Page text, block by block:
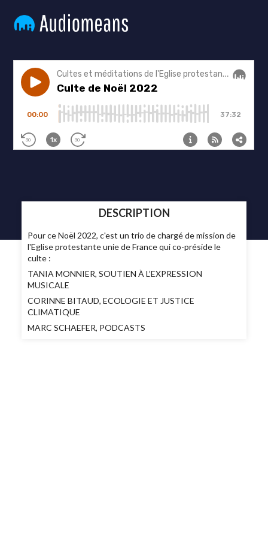
DESCRIPTION
Pour ce Noël 2022, c'est un trio de chargé de mission de
l'Eglise protestante unie de France qui co-préside le
culte :
TANIA MONNIER, SOUTIEN À L’EXPRESSION
MUSICALE
CORINNE BITAUD, ECOLOGIE ET JUSTICE
CLIMATIQUE
MARC SCHAEFER, PODCASTS